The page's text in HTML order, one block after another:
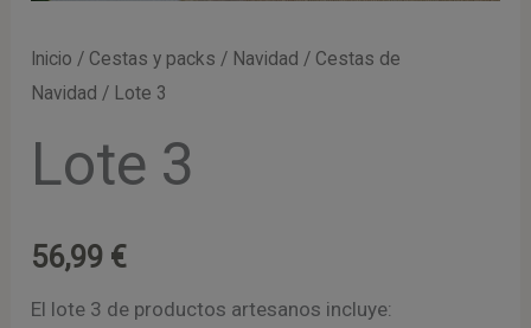
Inicio / Cestas y packs / Navidad / Cestas de
Navidad / Lote 3
Lote 3
56,99 €
El lote 3 de productos artesanos incluye: